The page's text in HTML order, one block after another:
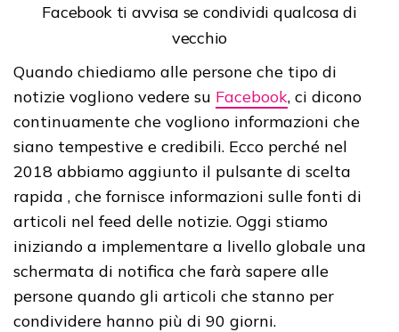
Facebook ti avvisa se condividi qualcosa di
vecchio
Quando chiediamo alle persone che tipo di
notizie vogliono vedere su Facebook, ci dicono
continuamente che vogliono informazioni che
siano tempestive e credibili. Ecco perché nel
2018 abbiamo aggiunto il pulsante di scelta
rapida , che fornisce informazioni sulle fonti di
articoli nel feed delle notizie. Oggi stiamo
iniziando a implementare a livello globale una
schermata di notifica che farà sapere alle
persone quando gli articoli che stanno per
condividere hanno più di 90 giorni.